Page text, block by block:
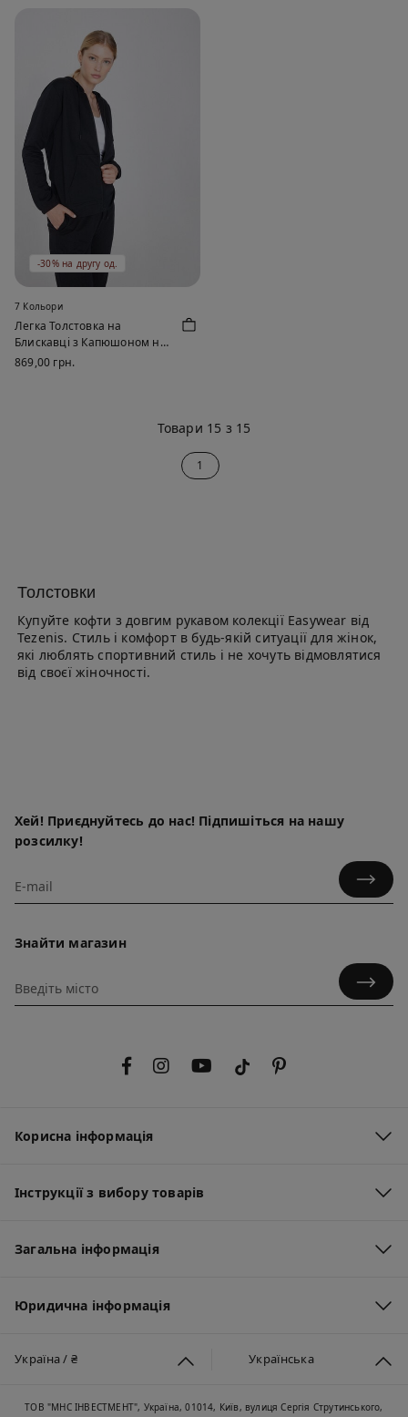
-30% на другу од.
7 Кольори
Легка Толстовка на
Блискавці з Капюшоном на
Кулісці
869,00 грн.
Товари 15 з 15
1
Толстовки
Купуйте кофти з довгим рукавом колекції Easywear від
Tezenis. Стиль і комфорт в будь-якій ситуації для жінок,
які люблять спортивний стиль і не хочуть відмовлятися
від своєї жіночності.
Хей! Приєднуйтесь до нас! Підпишіться на нашу
розсилку!
Знайти магазин
Корисна інформація
Інструкції з вибору товарів
Загальна інформація
Юридична інформація
Україна / ₴ Українська
ТОВ "МНС ІНВЕСТМЕНТ", Україна, 01014, Київ, вулиця Сергія Струтинського,